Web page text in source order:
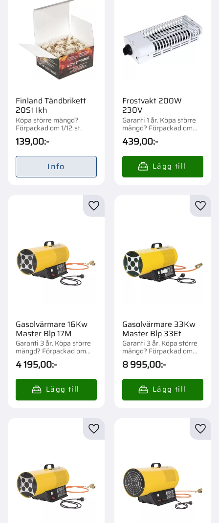
Finland Tändbrikett
20St Ikh
Köpa större mängd?
Förpackad om 1/12 st.
139,00:-
Info
Frostvakt 200W
230V
Garanti 1 år. Köpa större
mängd? Förpackad om
1/16/128 st.
439,00:-
Gasolvärmare 16Kw
Master Blp 17M
Garanti 3 år. Köpa större
mängd? Förpackad om
1/49 st.
4 195,00:-
Lägg till i favoriter
Gasolvärmare 33Kw
Master Blp 33Et
Garanti 3 år. Köpa större
mängd? Förpackad om
1/36 st.
8 995,00:-
Lägg till i favoriter